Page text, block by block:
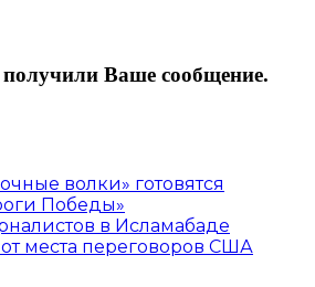
Ваше сообщение.
волки» готовятся
Победы»
в Исламабаде
места переговоров США